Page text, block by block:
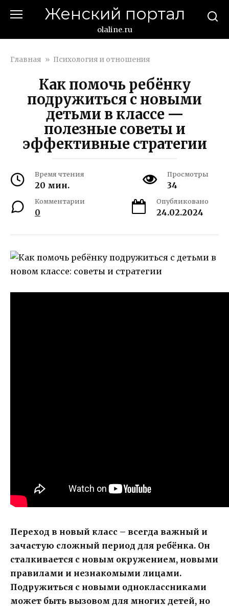
Женский портал
olaline.ru
Главная » Психология и отношения
Как помочь ребёнку
подружиться с новыми
детьми в классе —
полезные советы и
эффективные стратегии
Время чтения
20 мин.
Просмотры
34
Комментарии
0
Опубликовано
24.02.2024
Переход в новый класс – всегда важный и
зачастую сложный период для ребёнка. Он
сталкивается с новым окружением, новыми
правилами и незнакомыми лицами.
Подружиться с новыми одноклассниками
может быть вызовом для многих детей, но